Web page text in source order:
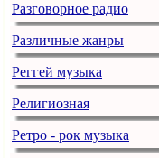
Разговорное радио
Различные жанры
Реггей музыка
Религиозная
Ретро - рок музыка